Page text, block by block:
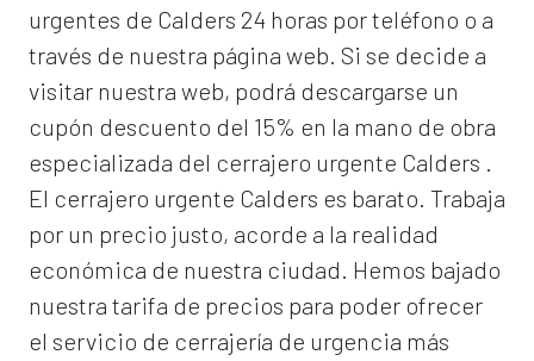
urgentes de Calders 24 horas por teléfono o a
través de nuestra página web. Si se decide a
visitar nuestra web, podrá descargarse un
cupón descuento del 15% en la mano de obra
especializada del cerrajero urgente Calders .
El cerrajero urgente Calders es barato. Trabaja
por un precio justo, acorde a la realidad
económica de nuestra ciudad. Hemos bajado
nuestra tarifa de precios para poder ofrecer
el servicio de cerrajería de urgencia más